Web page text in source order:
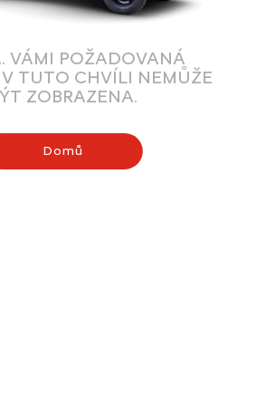
VÁMI POŽADOVANÁ
TUTO CHVÍLI NEMŮŽE
ZOBRAZENA.
Domů